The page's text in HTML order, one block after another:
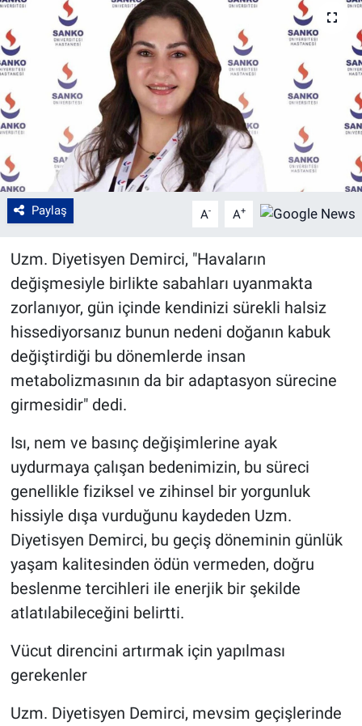
Paylaş A- A+
Uzm. Diyetisyen Demirci, "Havaların
değişmesiyle birlikte sabahları uyanmakta
zorlanıyor, gün içinde kendinizi sürekli halsiz
hissediyorsanız bunun nedeni doğanın kabuk
değiştirdiği bu dönemlerde insan
metabolizmasının da bir adaptasyon sürecine
girmesidir" dedi.
Isı, nem ve basınç değişimlerine ayak
uydurmaya çalışan bedenimizin, bu süreci
genellikle fiziksel ve zihinsel bir yorgunluk
hissiyle dışa vurduğunu kaydeden Uzm.
Diyetisyen Demirci, bu geçiş döneminin günlük
yaşam kalitesinden ödün vermeden, doğru
beslenme tercihleri ile enerjik bir şekilde
atlatılabileceğini belirtti.
Vücut direncini artırmak için yapılması
gerekenler
Uzm. Diyetisyen Demirci, mevsim geçişlerinde